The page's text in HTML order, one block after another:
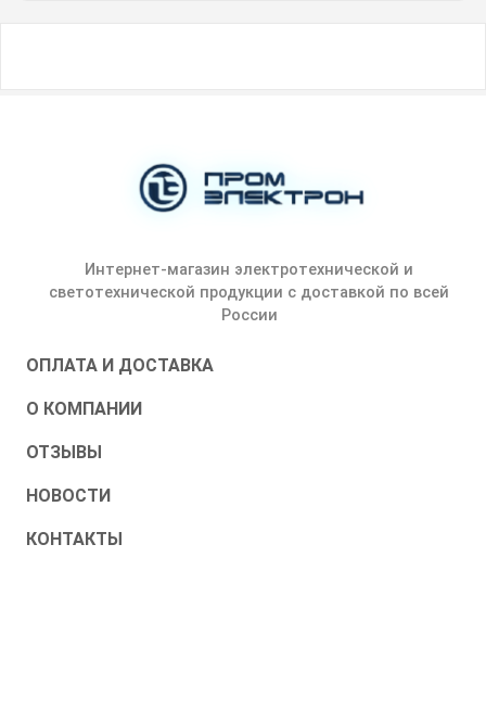
Интернет-магазин электротехнической и
светотехнической продукции с доставкой по всей
России
ОПЛАТА И ДОСТАВКА
О КОМПАНИИ
ОТЗЫВЫ
НОВОСТИ
КОНТАКТЫ